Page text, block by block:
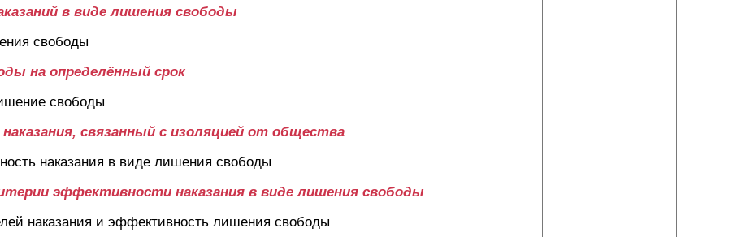
в виде лишения свободы
свободы
на определённый срок
свободы
связанный с изоляцией от общества
наказания в виде лишения свободы
эффективности наказания в виде лишения свободы
наказания и эффективность лишения свободы